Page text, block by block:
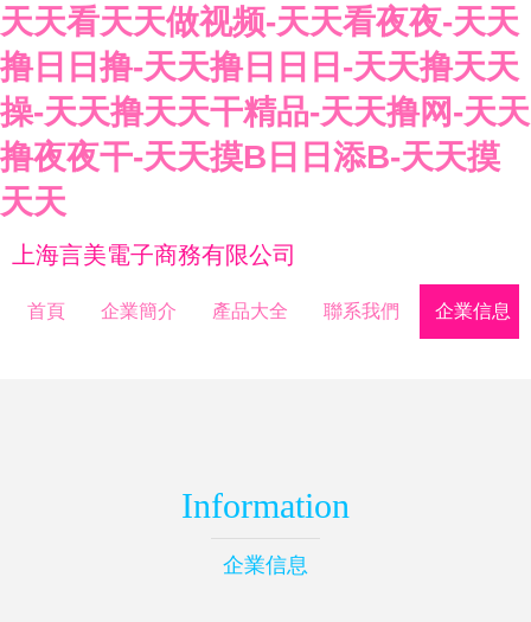
天天看天天做视频-天天看夜夜-天天
撸日日撸-天天撸日日日-天天撸天天
操-天天撸天天干精品-天天撸网-天天
撸夜夜干-天天摸B日日添B-天天摸
天天
上海言美電子商務有限公司
首頁 企業簡介 產品大全 聯系我們 企業信息
Information
企業信息